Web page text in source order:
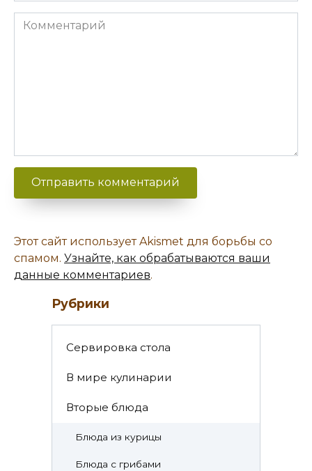
Комментарий
Этот сайт использует Akismet для борьбы со
спамом. Узнайте, как обрабатываются ваши
данные комментариев.
Рубрики
Cервировка стола
В мире кулинарии
Вторые блюда
Блюда из курицы
Блюда с грибами